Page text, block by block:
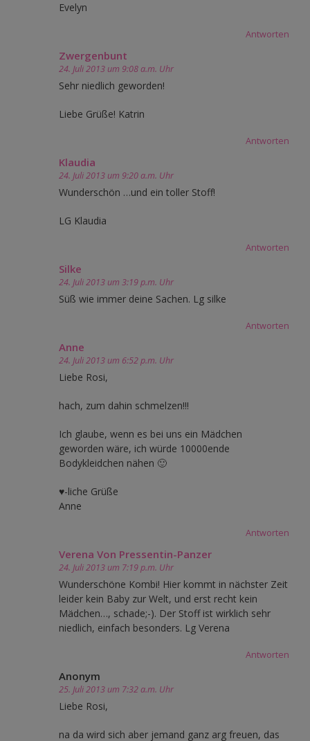
Evelyn
Antworten
Zwergenbunt
24. Juli 2013 um 9:08 a.m. Uhr
Sehr niedlich geworden!
Liebe Grüße! Katrin
Antworten
Klaudia
24. Juli 2013 um 9:20 a.m. Uhr
Wunderschön …und ein toller Stoff!
LG Klaudia
Antworten
Silke
24. Juli 2013 um 3:19 p.m. Uhr
Süß wie immer deine Sachen. Lg silke
Antworten
Anne
24. Juli 2013 um 6:52 p.m. Uhr
Liebe Rosi,
hach, zum dahin schmelzen!!!
Ich glaube, wenn es bei uns ein Mädchen
geworden wäre, ich würde 10000ende
Bodykleidchen nähen 🙂
♥-liche Grüße
Anne
Antworten
Verena Von Pressentin-Panzer
24. Juli 2013 um 7:19 p.m. Uhr
Wunderschöne Kombi! Hier kommt in nächster Zeit
leider kein Baby zur Welt, und erst recht kein
Mädchen…, schade;-). Der Stoff ist wirklich sehr
niedlich, einfach besonders. Lg Verena
Antworten
Anonym
25. Juli 2013 um 7:32 a.m. Uhr
Liebe Rosi,
na da wird sich aber jemand ganz arg freuen, das